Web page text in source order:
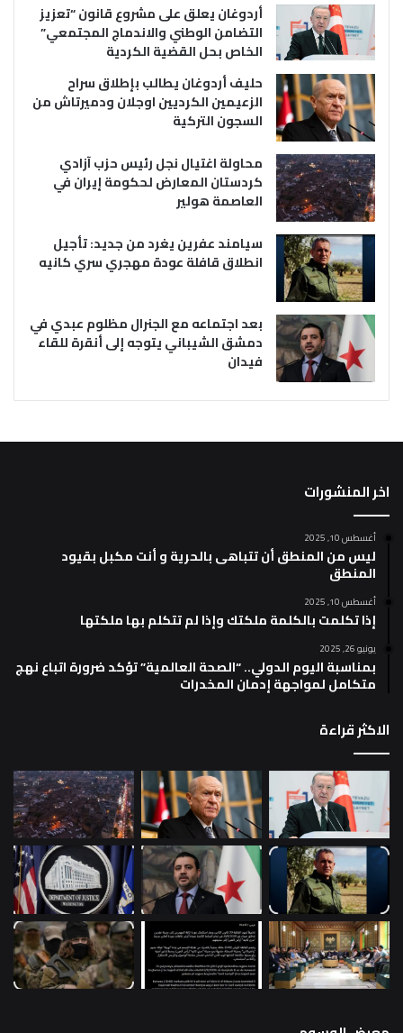
أردوغان يعلق على مشروع قانون “تعزيز
التضامن الوطني والاندماج المجتمعي”
الخاص بحل القضية الكردية
حليف أردوغان يطالب بإطلاق سراح
الزعيمين الكرديين اوجلان ودميرتاش من
السجون التركية
محاولة اغتيال نجل رئيس حزب آزادي
كردستان المعارض لحكومة إيران في
العاصمة هولير
سيامند عفرين يغرد من جديد: تأجيل
انطلاق قافلة عودة مهجري سري كانيه
بعد اجتماعه مع الجنرال مظلوم عبدي في
دمشق الشيباني يتوجه إلى أنقرة للقاء
فيدان
اخر المنشورات
أغسطس 10, 2025
ليس من المنطق أن تتباهى بالحرية و أنت مكبل بقيود
المنطق
أغسطس 10, 2025
إذا تكلمت بالكلمة ملكتك وإذا لم تتكلم بها ملكتها
يونيو 26, 2025
بمناسبة اليوم الدولي.. “الصحة العالمية” تؤكد ضرورة اتباع نهج
متكامل لمواجهة إدمان المخدرات
الاكثر قراءة